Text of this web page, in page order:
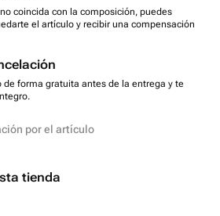
coincida con la composición, puedes
el artículo y recibir una compensación
de forma gratuita antes de la entrega y te
por el artículo
tienda